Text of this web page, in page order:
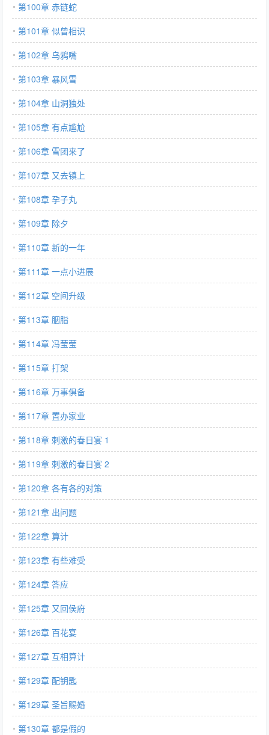
第100章 赤链蛇
第101章 似曾相识
第102章 乌鸦嘴
第103章 暴风雪
第104章 山洞独处
第105章 有点尴尬
第106章 雪团来了
第107章 又去镇上
第108章 孕子丸
第109章 除夕
第110章 新的一年
第111章 一点小进展
第112章 空间升级
第113章 胭脂
第114章 冯莹莹
第115章 打架
第116章 万事俱备
第117章 置办家业
第118章 刺激的春日宴 1
第119章 刺激的春日宴 2
第120章 各有各的对策
第121章 出问题
第122章 算计
第123章 有些难受
第124章 答应
第125章 又回侯府
第126章 百花宴
第127章 互相算计
第129章 配钥匙
第129章 圣旨赐婚
第130章 都是假的